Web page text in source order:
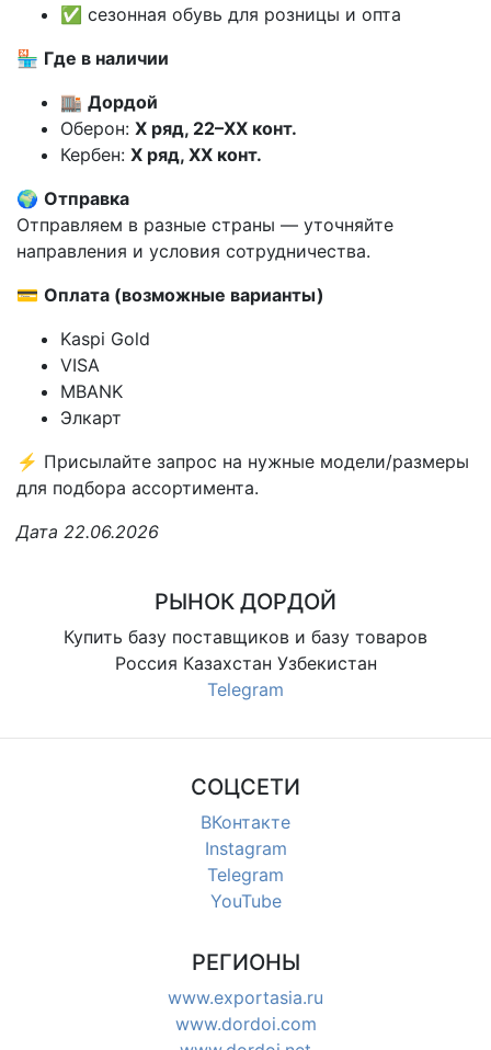
✅ сезонная обувь для розницы и опта
🏪 Где в наличии
🏬 Дордой
Оберон: X ряд, 22–XX конт.
Кербен: X ряд, XX конт.
🌍 Отправка
Отправляем в разные страны — уточняйте
направления и условия сотрудничества.
💳 Оплата (возможные варианты)
Kaspi Gold
VISA
MBANK
Элкарт
⚡ Присылайте запрос на нужные модели/размеры
для подбора ассортимента.
Дата 22.06.2026
РЫНОК ДОРДОЙ
Купить базу поставщиков и базу товаров
Россия Казахстан Узбекистан
Telegram
СОЦСЕТИ
ВКонтакте
Instagram
Telegram
YouTube
РЕГИОНЫ
www.exportasia.ru
www.dordoi.com